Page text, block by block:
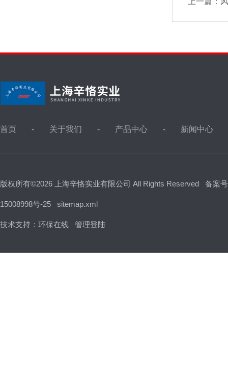
首页 关于我们 产品中心 新闻中心
版权所有©2026 上海辛恪实业有限公司 All Rights Reserved 备案
15008998号-25 sitemap.xml
技术支持： 环保在线 管理登陆